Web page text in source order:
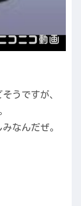
うですが、
なんだぜ。